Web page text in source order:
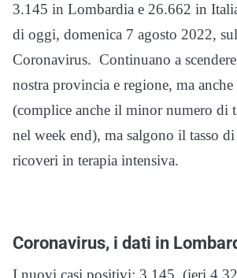
3.145 in Lombardia e 26.662 in
di oggi, domenica 7 agosto 2022,
Coronavirus. Continuano a
nostra provincia e regione, ma
(complice anche il minor numero di
nel week end), ma salgono il tasso
ricoveri in terapia intensiva.
Coronavirus, i dati in
I nuovi casi positivi: 3.145 (ieri